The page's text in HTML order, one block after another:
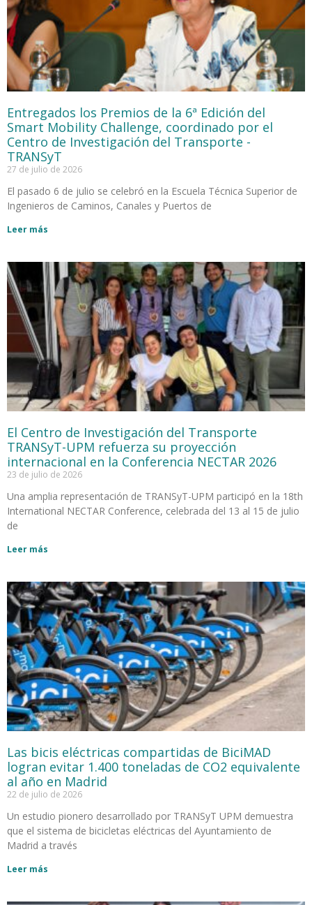
Entregados los Premios de la 6ª Edición del
Smart Mobility Challenge, coordinado por el
Centro de Investigación del Transporte -
TRANSyT
27 de julio de 2026
El pasado 6 de julio se celebró en la Escuela Técnica Superior de
Ingenieros de Caminos, Canales y Puertos de
Leer más
El Centro de Investigación del Transporte
TRANSyT-UPM refuerza su proyección
internacional en la Conferencia NECTAR 2026
23 de julio de 2026
Una amplia representación de TRANSyT-UPM participó en la 18th
International NECTAR Conference, celebrada del 13 al 15 de julio
de
Leer más
Las bicis eléctricas compartidas de BiciMAD
logran evitar 1.400 toneladas de CO2 equivalente
al año en Madrid
22 de julio de 2026
Un estudio pionero desarrollado por TRANSyT UPM demuestra
que el sistema de bicicletas eléctricas del Ayuntamiento de
Madrid a través
Leer más